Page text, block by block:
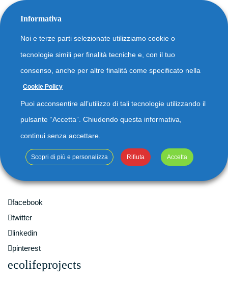
FEB
elit. Phasellus scelerisque elit eget tellus maximus
euismod. Etiam ut efficitur nibh. Aenean lobor
facebook
twitter
linkedin
pinterest
ecolifeprojects
Informativa
Noi e terze parti selezionate utilizziamo cookie o
tecnologie simili per finalità tecniche e, con il tuo
consenso, anche per altre finalità come specificato nella
Cookie Policy
Puoi acconsentire all’utilizzo di tali tecnologie utilizzando il
pulsante “Accetta”. Chiudendo questa informativa,
continui senza accettare.
Scopri di più e personalizza Rifiuta Accetta